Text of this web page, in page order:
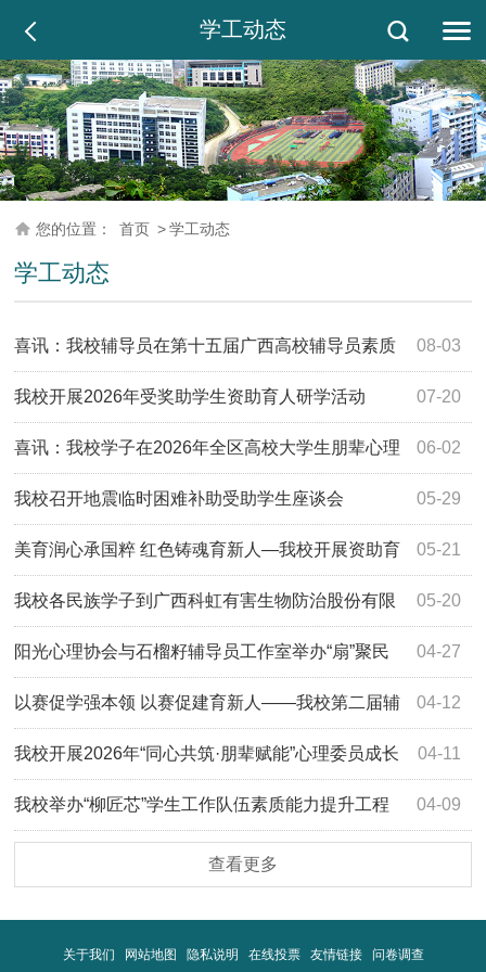
学工动态
您的位置： 首页 > 学工动态
学工动态
08-03
喜讯：我校辅导员在第十五届广西高校辅导员素质
能力大赛喜获二等奖 07-20
我校开展2026年受奖助学生资助育人研学活动
06-02
喜讯：我校学子在2026年全区高校大学生朋辈心理
辅导技能大赛中获三等奖 05-29
我校召开地震临时困难补助受助学生座谈会
05-21
美育润心承国粹 红色铸魂育新人—我校开展资助育
人京剧专场观演活动 05-20
我校各民族学子到广西科虹有害生物防治股份有限
公司开展无人机研学活动 04-27
阳光心理协会与石榴籽辅导员工作室举办“扇”聚民
族情·疗愈心时光活动 04-12
以赛促学强本领 以赛促建育新人——我校第二届辅
导员素质能力大赛圆满落幕 04-11
我校开展2026年“同心共筑·朋辈赋能”心理委员成长
训练营 04-09
我校举办“柳匠芯”学生工作队伍素质能力提升工程
（第六期）：辅导员健康素养专题培训班暨柳职大——广妇
查看更多
关于我们 网站地图 隐私说明 在线投票 友情链接 问卷调查